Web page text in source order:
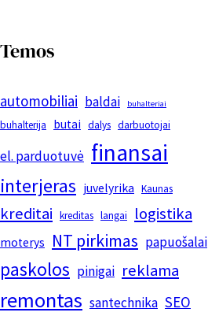
Temos
automobiliai baldai buhalteriai
buhalterija butai dalys darbuotojai
el. parduotuvė finansai
interjeras juvelyrika Kaunas
kreditai kreditas langai logistika
moterys NT pirkimas papuošalai
paskolos pinigai reklama
remontas santechnika SEO